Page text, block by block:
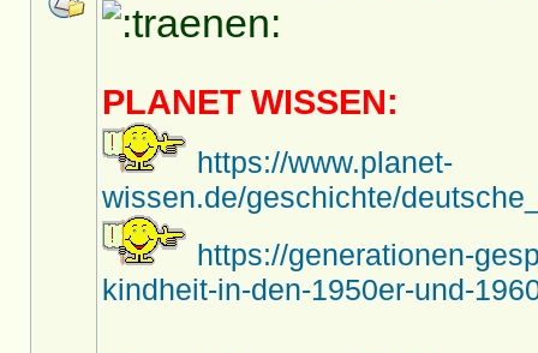
PLANET WISSEN:
https://www.planet-
wissen.de/geschichte/
https://generationen-
kindheit-in-den-1950er-und-